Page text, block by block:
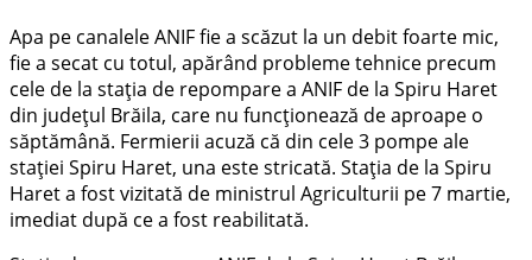
Apa pe canalele ANIF fie a scăzut la un debit foarte mic,
fie a secat cu totul, apărând probleme tehnice precum
cele de la stația de repompare a ANIF de la Spiru Haret
din județul Brăila, care nu funcționează de aproape o
săptămână. Fermierii acuză că din cele 3 pompe ale
stației Spiru Haret, una este stricată. Stația de la Spiru
Haret a fost vizitată de ministrul Agriculturii pe 7 martie,
imediat după ce a fost reabilitată.